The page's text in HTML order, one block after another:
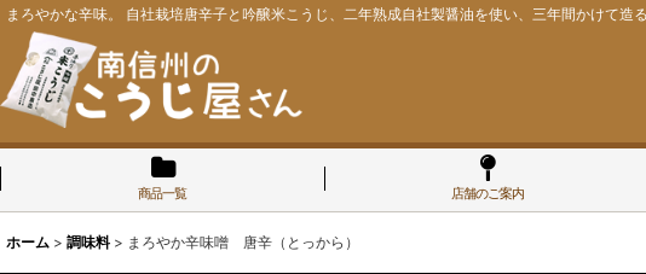
まろやかな辛味。 自社栽培唐辛子と吟醸米こうじ、二年熟成自社製醤油を使い、三年間かけて
商品一覧 店舗のご案内
ホーム > 調味料 > まろやか辛味噌 唐辛（とっから）